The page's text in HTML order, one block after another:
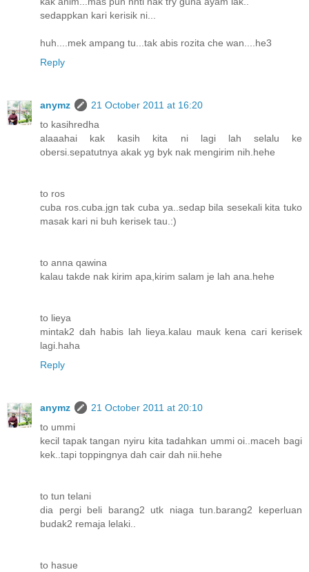
sedappkan kari kerisik ni...
huh....mek ampang tu...tak abis rozita che wan....he3
Reply
anymz
21 October 2011 at 16:20
to kasihredha
alaaahai kak kasih kita ni lagi lah selalu ke
obersi.sepatutnya akak yg byk nak mengirim nih.hehe
to ros
cuba ros.cuba.jgn tak cuba ya..sedap bila sesekali kita tuko
masak kari ni buh kerisek tau.:)
to anna qawina
kalau takde nak kirim apa,kirim salam je lah ana.hehe
to lieya
mintak2 dah habis lah lieya.kalau mauk kena cari kerisek
lagi.haha
Reply
anymz
21 October 2011 at 20:10
to ummi
kecil tapak tangan nyiru kita tadahkan ummi oi..maceh bagi
kek..tapi toppingnya dah cair dah nii.hehe
to tun telani
dia pergi beli barang2 utk niaga tun.barang2 keperluan
budak2 remaja lelaki..
to hasue